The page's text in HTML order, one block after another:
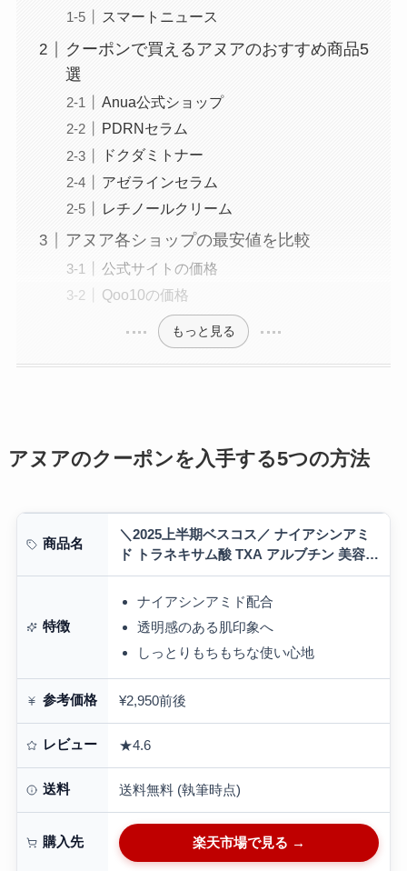
スマートニュース
クーポンで買えるアヌアのおすすめ商品5
選
Anua公式ショップ
PDRNセラム
ドクダミトナー
アゼラインセラム
レチノールクリーム
アヌア各ショップの最安値を比較
公式サイトの価格
Qoo10の価格
もっと見る
アヌアのクーポンを入手する5つの方法
商品名
＼2025上半期ベスコス／ ナイアシンアミ
ド トラネキサム酸 TXA アルブチン 美容液
セラム 透明感 トーンアップ くすみ アヌア
anua 韓国コスメ
特徴
ナイアシンアミド配合
透明感のある肌印象へ
しっとりもちもちな使い心地
参考価格 ¥2,950前後
レビュー ★4.6
送料 送料無料 (執筆時点)
購入先 楽天市場で見る →